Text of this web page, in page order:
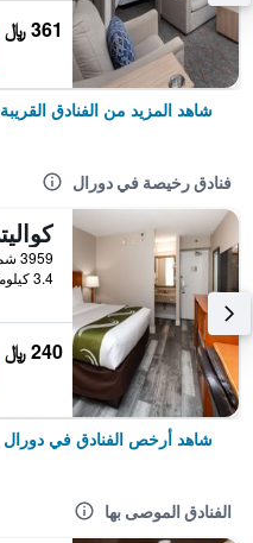
361 ﷼
شاهد المزيد من الفنادق القريبة
فنادق رخيصة في دورال
3.4 كيلومتر عن وسط المدينة
240 ﷼
شاهد أرخص الفنادق في دورال
الفنادق الموصى بها